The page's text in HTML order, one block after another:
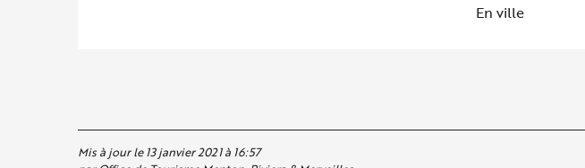
En ville
Mis à jour le 13 janvier 2021 à 16:57